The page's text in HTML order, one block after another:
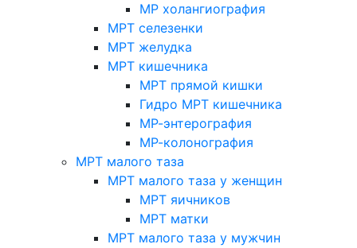
МР холангиография
МРТ селезенки
МРТ желудка
МРТ кишечника
МРТ прямой кишки
Гидро МРТ кишечника
МР-энтерография
МР-колонография
МРТ малого таза
МРТ малого таза у женщин
МРТ яичников
МРТ матки
МРТ малого таза у мужчин